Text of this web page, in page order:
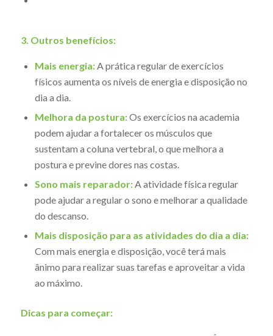
3. Outros benefícios:
Mais energia:A prática regular de exercícios
físicos aumenta os níveis de energia e disposição no
dia a dia.
Melhora da postura:Os exercícios na academia
podem ajudar a fortalecer os músculos que
sustentam a coluna vertebral, o que melhora a
postura e previne dores nas costas.
Sono mais reparador:A atividade física regular
pode ajudar a regular o sono e melhorar a qualidade
do descanso.
Mais disposição para as atividades do dia a dia:
Com mais energia e disposição, você terá mais
ânimo para realizar suas tarefas e aproveitar a vida
ao máximo.
Dicas para começar: